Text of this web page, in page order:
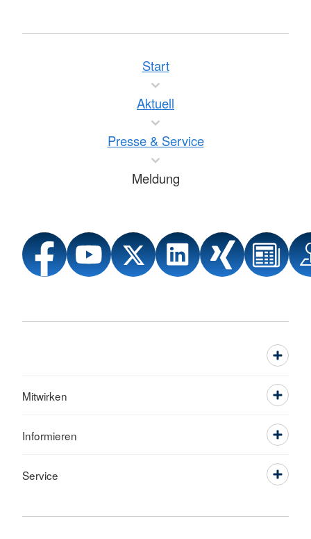
Start
Aktuell
Presse & Service
Meldung
Mitwirken
Informieren
Service